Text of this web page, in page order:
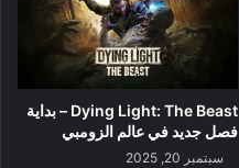
Dying Light: The Beast – بداية
فصل جديد في عالم الزومبي
سبتمبر 20, 2025